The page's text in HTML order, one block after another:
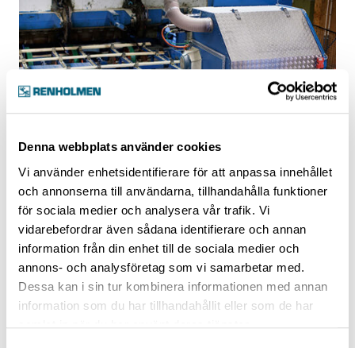
Denna webbplats använder cookies
Vi använder enhetsidentifierare för att anpassa innehållet
och annonserna till användarna, tillhandahålla funktioner
för sociala medier och analysera vår trafik. Vi
vidarebefordrar även sådana identifierare och annan
information från din enhet till de sociala medier och
annons- och analysföretag som vi samarbetar med.
Dessa kan i sin tur kombinera informationen med annan
information som du har tillhandahållit eller som de har
KATKAISUJÄRJESTELMÄ
Flexicut